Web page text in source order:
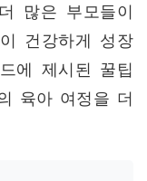
많은 부모들이
건강하게 성장
에 제시된 꿀팁
육아 여정을 더